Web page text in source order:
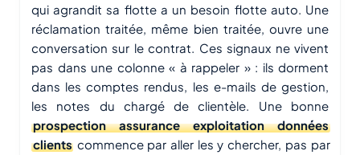
qui agrandit sa flotte a un besoin flotte auto. Une
réclamation traitée, même bien traitée, ouvre une
conversation sur le contrat. Ces signaux ne vivent
pas dans une colonne « à rappeler » : ils dorment
dans les comptes rendus, les e-mails de gestion,
les notes du chargé de clientèle. Une bonne
prospection assurance exploitation données
clients commence par aller les y chercher, pas par